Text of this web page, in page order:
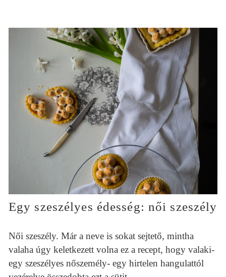
Egy szeszélyes édesség: női szeszély
Női szeszély. Már a neve is sokat sejtető, mintha
valaha úgy keletkezett volna ez a recept, hogy valaki-
egy szeszélyes nőszemély- egy hirtelen hangulattól